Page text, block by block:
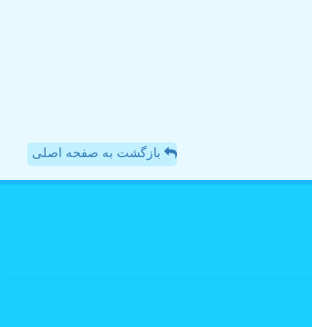
بازگشت به صفحه اصلی